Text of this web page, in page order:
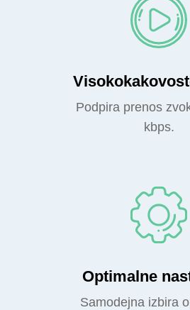
Podpira prenos
kbps.
Optimalne
Samodejna izbira